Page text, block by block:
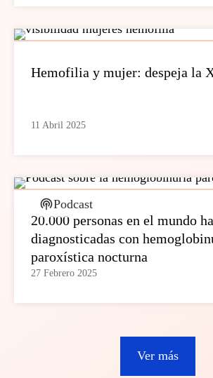
Hemofilia y mujer: despeja la
11 Abril 2025
Podcast
20.000 personas en el mundo
diagnosticadas con
paroxística nocturna
27 Febrero 2025
Ver más